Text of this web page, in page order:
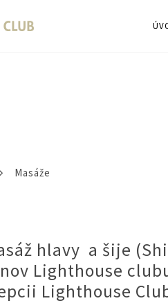
Masáže
hlavy a šije
Lighthouse
Lighthouse